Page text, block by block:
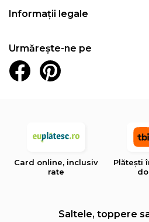
Informații legale
Urmărește-ne pe
Card online, inclusiv
rate
Plătești
Saltele, toppere